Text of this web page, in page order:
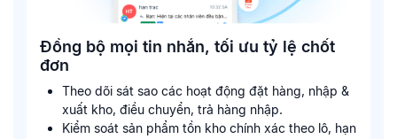
Đồng bộ mọi tin nhắn, tối ưu tỷ lệ chốt
đơn
Theo dõi sát sao các hoạt động đặt hàng, nhập &
xuất kho, điều chuyển, trả hàng nhập.
Kiểm soát sản phẩm tồn kho chính xác theo lô, hạn